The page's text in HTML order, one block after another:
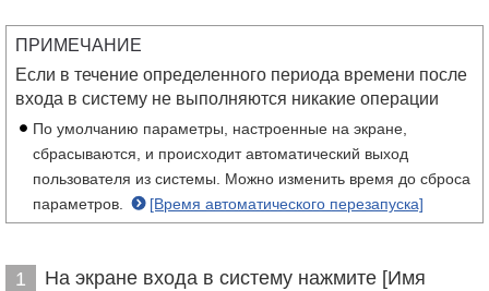
ПРИМЕЧАНИЕ
Если в течение определенного периода времени после
входа в систему не выполняются никакие операции
По умолчанию параметры, настроенные на экране,
сбрасываются, и происходит автоматический выход
пользователя из системы. Можно изменить время до сброса
параметров.
[Время автоматического перезапуска]
1
На экране входа в систему нажмите [Имя